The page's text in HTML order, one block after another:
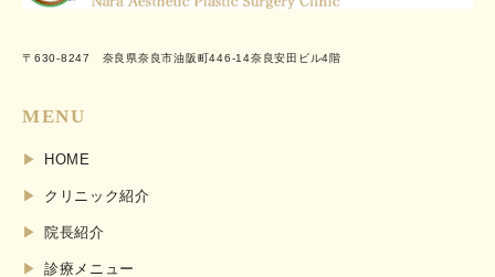
〒630-8247 奈良県奈良市油阪町446-14奈良安田ビル4階
MENU
HOME
クリニック紹介
院長紹介
診療メニュー